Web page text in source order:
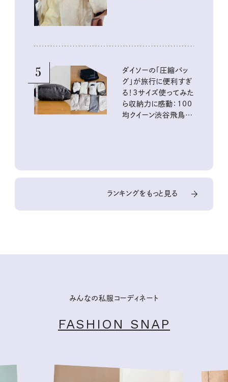
5
ダイソーの「圧縮バッ
グ」が旅行に便利すぎ
る！3サイズ使ってみた
ら収納力に感動：100
均クイーン渋谷飛鳥の
ランキングをもっと見る
みんなの私服コーディネート
FASHION SNAP